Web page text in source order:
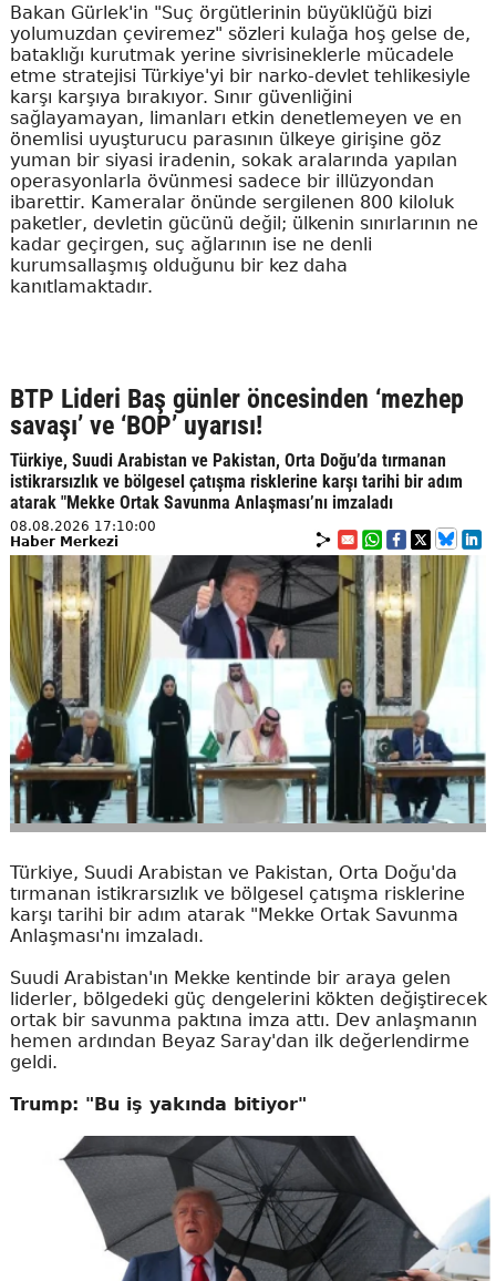
Bakan Gürlek'in "Suç örgütlerinin büyüklüğü bizi
yolumuzdan çeviremez" sözleri kulağa hoş gelse de,
bataklığı kurutmak yerine sivrisineklerle mücadele
etme stratejisi Türkiye'yi bir narko-devlet tehlikesiyle
karşı karşıya bırakıyor. Sınır güvenliğini
sağlayamayan, limanları etkin denetlemeyen ve en
önemlisi uyuşturucu parasının ülkeye girişine göz
yuman bir siyasi iradenin, sokak aralarında yapılan
operasyonlarla övünmesi sadece bir illüzyondan
ibarettir. Kameralar önünde sergilenen 800 kiloluk
paketler, devletin gücünü değil; ülkenin sınırlarının ne
kadar geçirgen, suç ağlarının ise ne denli
kurumsallaşmış olduğunu bir kez daha
kanıtlamaktadır.
BTP Lideri Baş günler öncesinden ‘mezhep
savaşı’ ve ‘BOP’ uyarısı!
Türkiye, Suudi Arabistan ve Pakistan, Orta Doğu’da tırmanan
istikrarsızlık ve bölgesel çatışma risklerine karşı tarihi bir adım
atarak "Mekke Ortak Savunma Anlaşması’nı imzaladı
08.08.2026 17:10:00
Haber Merkezi
Türkiye, Suudi Arabistan ve Pakistan, Orta Doğu'da
tırmanan istikrarsızlık ve bölgesel çatışma risklerine
karşı tarihi bir adım atarak "Mekke Ortak Savunma
Anlaşması'nı imzaladı.
Suudi Arabistan'ın Mekke kentinde bir araya gelen
liderler, bölgedeki güç dengelerini kökten değiştirecek
ortak bir savunma paktına imza attı. Dev anlaşmanın
hemen ardından Beyaz Saray'dan ilk değerlendirme
geldi.
Trump: "Bu iş yakında bitiyor"